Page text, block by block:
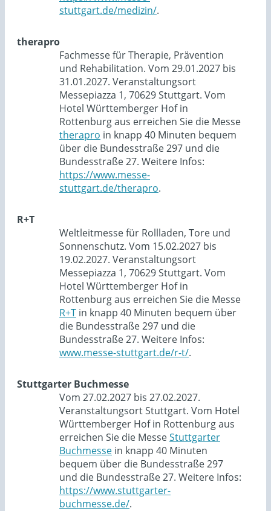
stuttgart.de/medizin/.
therapro
Fachmesse für Therapie, Prävention
und Rehabilitation. Vom 29.01.2027 bis
31.01.2027. Veranstaltungsort
Messepiazza 1, 70629 Stuttgart. Vom
Hotel Württemberger Hof in
Rottenburg aus erreichen Sie die Messe
therapro in knapp 40 Minuten bequem
über die Bundesstraße 297 und die
Bundesstraße 27. Weitere Infos:
https://www.messe-
stuttgart.de/therapro.
R+T
Weltleitmesse für Rollladen, Tore und
Sonnenschutz. Vom 15.02.2027 bis
19.02.2027. Veranstaltungsort
Messepiazza 1, 70629 Stuttgart. Vom
Hotel Württemberger Hof in
Rottenburg aus erreichen Sie die Messe
R+T in knapp 40 Minuten bequem über
die Bundesstraße 297 und die
Bundesstraße 27. Weitere Infos:
www.messe-stuttgart.de/r-t/.
Stuttgarter Buchmesse
Vom 27.02.2027 bis 27.02.2027.
Veranstaltungsort Stuttgart. Vom Hotel
Württemberger Hof in Rottenburg aus
erreichen Sie die MesseStuttgarter
Buchmesse in knapp 40 Minuten
bequem über die Bundesstraße 297
und die Bundesstraße 27. Weitere Infos:
https://www.stuttgarter-
buchmesse.de/.